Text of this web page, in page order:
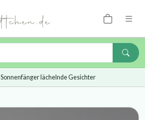
Sonnenfänger lächelnde Gesichter